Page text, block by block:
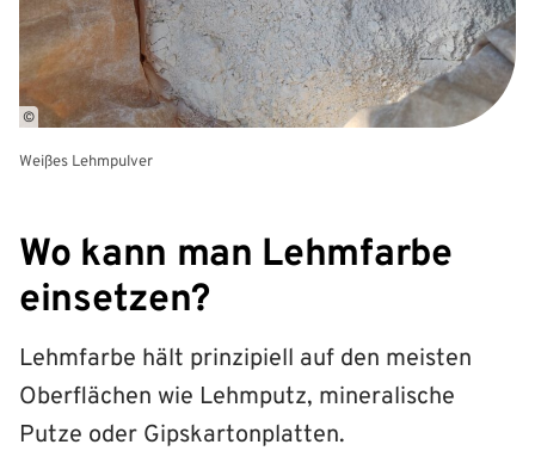
©
Weißes Lehmpulver
Wo kann man Lehmfarbe
einsetzen?
Lehmfarbe hält prinzipiell auf den meisten
Oberflächen wie Lehmputz, mineralische
Putze oder Gipskartonplatten.